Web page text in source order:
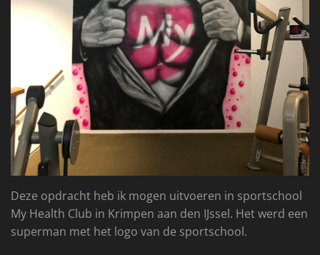
Deze opdracht heb ik mogen uitvoeren in sportschool
My Health Club in Krimpen aan den IJssel. Het werd een
superman met het logo van de sportschool.